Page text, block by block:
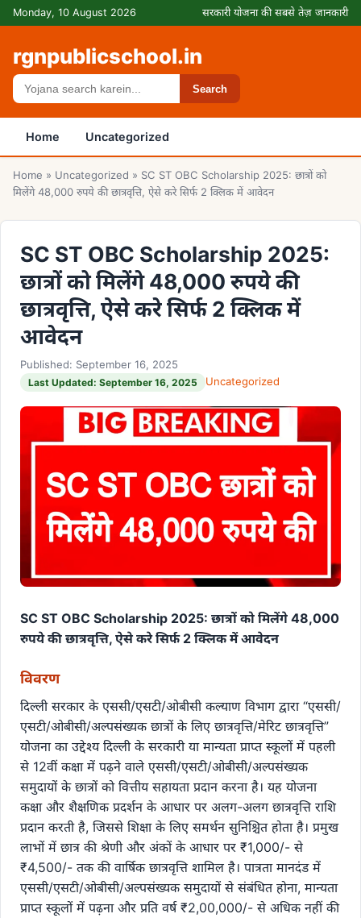
Skip to content
Monday, 10 August 2026 सरकारी योजना की सबसे तेज़ जानकारी
rgnpublicschool.in
Search Search
Home Uncategorized
Home » Uncategorized » SC ST OBC Scholarship 2025: छात्रों को
मिलेंगे 48,000 रुपये की छात्रवृत्ति, ऐसे करे सिर्फ 2 क्लिक में आवेदन
SC ST OBC Scholarship 2025:
छात्रों को मिलेंगे 48,000 रुपये की
छात्रवृत्ति, ऐसे करे सिर्फ 2 क्लिक में
आवेदन
Published: September 16, 2025
Last Updated: September 16, 2025 Uncategorized
SC ST OBC Scholarship 2025: छात्रों को मिलेंगे 48,000
रुपये की छात्रवृत्ति, ऐसे करे सिर्फ 2 क्लिक में आवेदन
विवरण
दिल्ली सरकार के एससी/एसटी/ओबीसी कल्याण विभाग द्वारा “एससी/
एसटी/ओबीसी/अल्पसंख्यक छात्रों के लिए छात्रवृत्ति/मेरिट छात्रवृत्ति”
योजना का उद्देश्य दिल्ली के सरकारी या मान्यता प्राप्त स्कूलों में पहली
से 12वीं कक्षा में पढ़ने वाले एससी/एसटी/ओबीसी/अल्पसंख्यक
समुदायों के छात्रों को वित्तीय सहायता प्रदान करना है। यह योजना
कक्षा और शैक्षणिक प्रदर्शन के आधार पर अलग-अलग छात्रवृत्ति राशि
प्रदान करती है, जिससे शिक्षा के लिए समर्थन सुनिश्चित होता है। प्रमुख
लाभों में छात्र की श्रेणी और अंकों के आधार पर ₹1,000/- से
₹4,500/- तक की वार्षिक छात्रवृत्ति शामिल है। पात्रता मानदंड में
एससी/एसटी/ओबीसी/अल्पसंख्यक समुदायों से संबंधित होना, मान्यता
प्राप्त स्कूलों में पढ़ना और प्रति वर्ष ₹2,00,000/- से अधिक नहीं की